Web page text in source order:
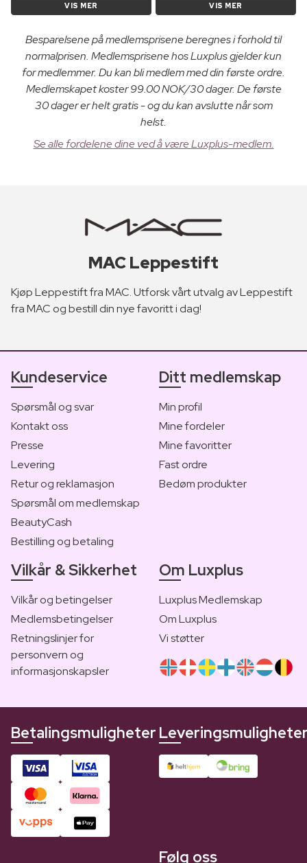
VIS MER VIS MER
Besparelsene på medlemsprisene beregnes i forhold til
normalprisen. Medlemsprisene hos Luxplus gjelder kun
for medlemmer. Du kan bli medlem med din første ordre.
Medlemskapet koster 99.00 NOK/30 dager. De første
30 dager er helt gratis - og du kan avslutte når som
helst.
Se alle fordelene dine ved å være Luxplus-medlem.
MAC Leppestift
Kjøp Leppestift fra MAC. Utforsk vårt utvalg av Leppestift
fra MAC og bestill din nye favoritt i dag!
Kundeservice
Spørsmål og svar
Kontakt oss
Presse
Levering
Retur og reklamasjon
Spørsmål om medlemskap
BeautyCash
Bestilling og betaling
Ditt medlemskap
Min profil
Mine fordeler
Mine favoritter
Fast ordre
Bedøm produkter
Vilkår & Sikkerhet
Vilkår og betingelser
Medlemsbetingelser
Retningslinjer for
personvern og
informasjonskapsler
Om Luxplus
Luxplus Medlemskap
Om Luxplus
Vi støtter
Betalingsmuligheter
Følg oss